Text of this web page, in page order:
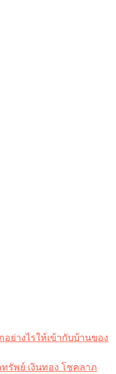
ย่างไรให้เข้ากับบ้านของ
รัพย์ เงินทอง โชคลาภ